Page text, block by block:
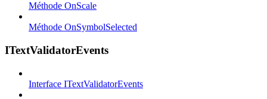
Méthode OnScale
Méthode OnSymbolSelected
ITextValidatorEvents
Interface ITextValidatorEvents